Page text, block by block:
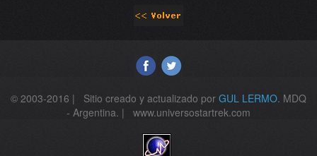
© 2003-2016 | Sitio creado y actualizado por GUL LERMO. MDQ
- Argentina. | www.universostartrek.com